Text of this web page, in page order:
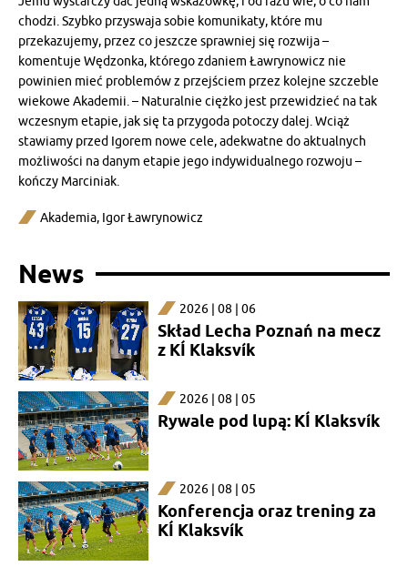
chodzi. Szybko przyswaja sobie komunikaty, które mu
przekazujemy, przez co jeszcze sprawniej się rozwija –
komentuje Wędzonka, którego zdaniem Ławrynowicz nie
powinien mieć problemów z przejściem przez kolejne szczeble
wiekowe Akademii. – Naturalnie ciężko jest przewidzieć na tak
wczesnym etapie, jak się ta przygoda potoczy dalej. Wciąż
stawiamy przed Igorem nowe cele, adekwatne do aktualnych
możliwości na danym etapie jego indywidualnego rozwoju –
kończy Marciniak.
Akademia, Igor Ławrynowicz
News
2026 | 08 | 06
Skład Lecha Poznań na mecz
z KÍ Klaksvík
2026 | 08 | 05
Rywale pod lupą: KÍ Klaksvík
2026 | 08 | 05
Konferencja oraz trening za
KÍ Klaksvík